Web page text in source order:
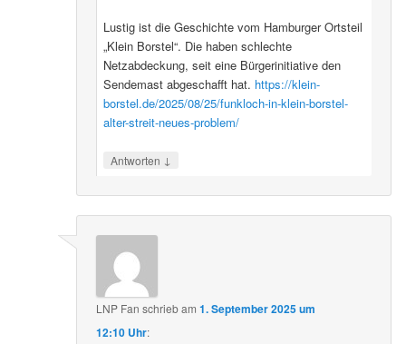
Lustig ist die Geschichte vom Hamburger Ortsteil
„Klein Borstel“. Die haben schlechte
Netzabdeckung, seit eine Bürgerinitiative den
Sendemast abgeschafft hat. https://klein-
borstel.de/2025/08/25/funkloch-in-klein-borstel-
alter-streit-neues-problem/
Antworten ↓
LNP Fan schriebam1. September 2025 um
12:10 Uhr: